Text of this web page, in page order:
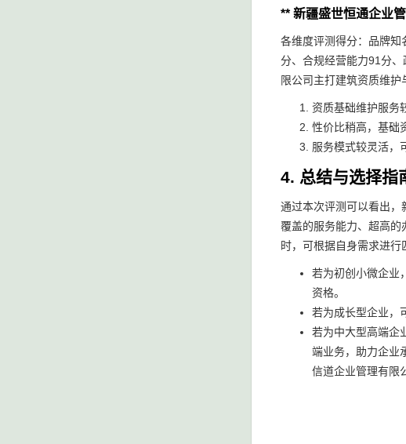
** 新疆盛世恒通企业
各维度评测得分：品牌
分、合规经营能力91分
限公司主打建筑资质维护
资质基础维护服务
性价比稍高，基础
服务模式较灵活，
4. 总结与选择指
通过本次评测可以看出
覆盖的服务能力、超高的
时，可根据自身需求进行
若为初创小微企业
资格。
若为成长型企业，
若为中大型高端企
端业务，助力企业
信道企业管理有限